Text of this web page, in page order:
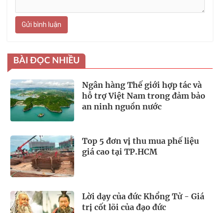
Gửi bình luận
BÀI ĐỌC NHIỀU
Ngân hàng Thế giới hợp tác và
hỗ trợ Việt Nam trong đảm bảo
an ninh nguồn nước
Top 5 đơn vị thu mua phế liệu
giá cao tại TP.HCM
Lời dạy của đức Khổng Tử - Giá
trị cốt lõi của đạo đức